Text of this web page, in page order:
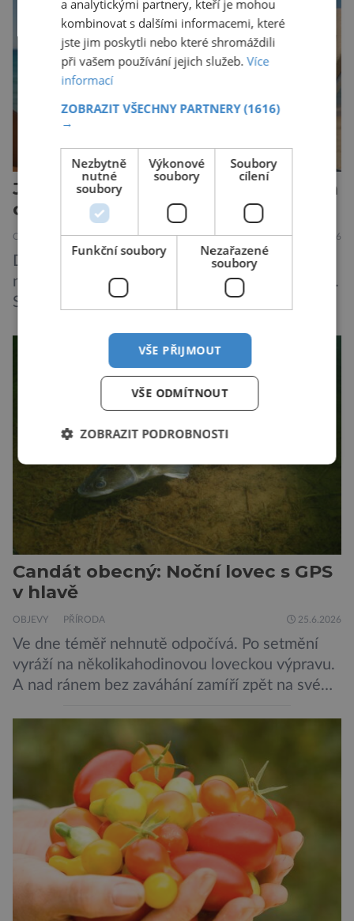
není nic nemožného ani v naší přírodě. Stačí […]
Jižní Korea udává směr v inovacích
ochrany proti slunci
OBJEVY ZAJÍMAVOSTI 30.6.2026
Dříve bylo na opalovací krémy nahlíženo jako
na něco, co člověk použije na dovolené u moře.
S oteplujícím se klimatem a znečištěním
přemýšlet jinak, jako o přípravcích denní
potřeby, které by mohly kůži ochránit před
mnoha nepříznivými vlivy prostředí. A Jižní
Korea se v tomto ujímá vedení… „Jako
výzkumníci […]
Candát obecný: Noční lovec s GPS
v hlavě
OBJEVY PŘÍRODA 25.6.2026
Ve dne téměř nehnutě odpočívá. Po setmění
vyráží na několikahodinovou loveckou výpravu.
A nad ránem bez zaváhání zamíří zpět na své
ukazuje, že candát obecný má mnohem lepší
orientační schopnosti, než si biologové dosud
mysleli. Vědci z Biologického centra Akademie
věd ČR sledovali pohyb candátů v jihočeské
nádrži Římov […]
a analytickými partnery, kteří je mohou
kombinovat s dalšími informacemi, které
jste jim poskytli nebo které shromáždili
při vašem používání jejich služeb.Více
informací
ZOBRAZIT VŠECHNY PARTNERY(1616)
→
Nezbytně
nutné
soubory
Výkonové
soubory
Soubory
cílení
Funkční soubory
Nezařazené
soubory
VŠE PŘIJMOUT
VŠE ODMÍTNOUT
ZOBRAZIT PODROBNOSTI